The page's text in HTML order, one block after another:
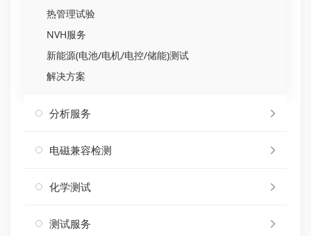
热管理试验
NVH服务
新能源(电池/电机/电控/储能)测试
解决方案
分析服务
电磁兼容检测
化学测试
测试服务